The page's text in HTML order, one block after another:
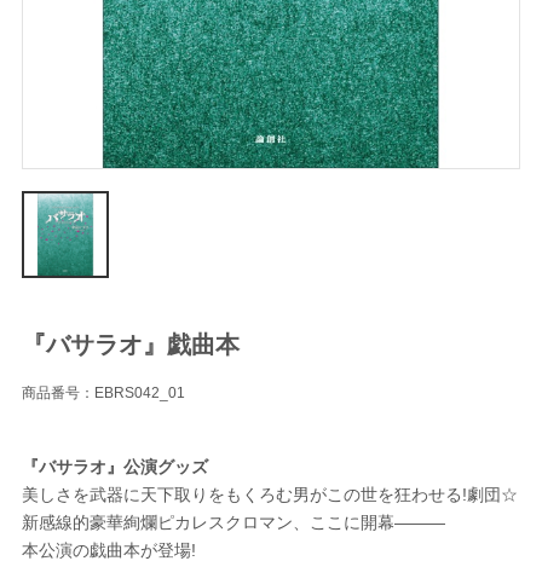
『バサラオ』戯曲本
商品番号：EBRS042_01
『バサラオ』公演グッズ
美しさを武器に天下取りをもくろむ男がこの世を狂わせる!劇団☆
新感線的豪華絢爛ピカレスクロマン、ここに開幕―――
本公演の戯曲本が登場!